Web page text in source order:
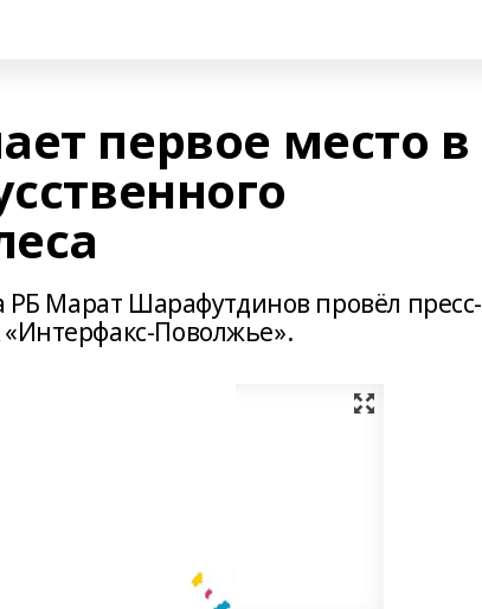
первое место в
РБ Марат Шарафутдинов провёл пресс-
Поволжье».